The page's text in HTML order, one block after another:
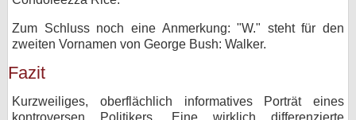
Zum Schluss noch eine Anmerkung: "W." steht für den
zweiten Vornamen von George Bush: Walker.
Fazit
Kurzweiliges, oberflächlich informatives Porträt eines
kontroversen Politikers. Eine wirklich differenzierte